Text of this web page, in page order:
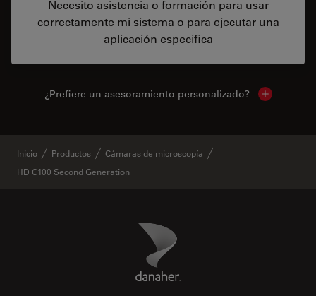
Necesito asistencia o formación para usar
correctamente mi sistema o para ejecutar una
aplicación específica
¿Prefiere un asesoramiento personalizado? Show local
Inicio Productos
Cámaras de microscopía
HD C100 Second Generation
Danaher Logo